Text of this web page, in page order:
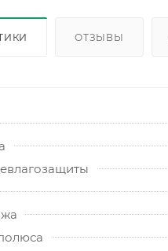
ОТЗЫВЫ